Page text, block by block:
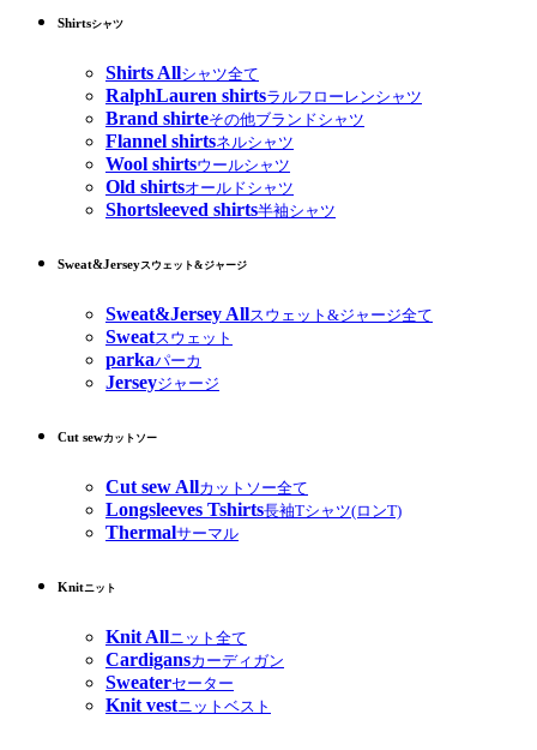
Shirtsシャツ
Shirts Allシャツ全て
RalphLauren shirtsラルフローレンシャツ
Brand shirteその他ブランドシャツ
Flannel shirtsネルシャツ
Wool shirtsウールシャツ
Old shirtsオールドシャツ
Shortsleeved shirts半袖シャツ
Sweat&Jerseyスウェット&ジャージ
Sweat&Jersey Allスウェット&ジャージ全て
Sweatスウェット
parkaパーカ
Jerseyジャージ
Cut sewカットソー
Cut sew Allカットソー全て
Longsleeves Tshirts長袖Tシャツ(ロンT)
Thermalサーマル
Knitニット
Knit Allニット全て
Cardigansカーディガン
Sweaterセーター
Knit vestニットベスト